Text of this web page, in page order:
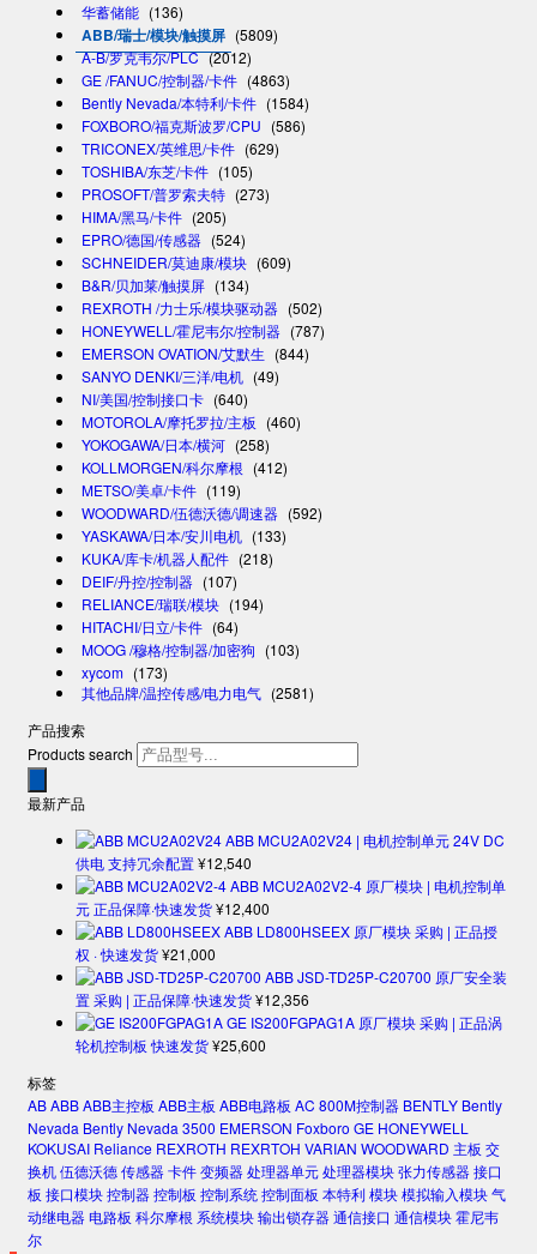
华蓄储能 (136)
ABB/瑞士/模块/触摸屏 (5809)
A-B/罗克韦尔/PLC (2012)
GE /FANUC/控制器/卡件 (4863)
Bently Nevada/本特利/卡件 (1584)
FOXBORO/福克斯波罗/CPU (586)
TRICONEX/英维思/卡件 (629)
TOSHIBA/东芝/卡件 (105)
PROSOFT/普罗索夫特 (273)
HIMA/黑马/卡件 (205)
EPRO/德国/传感器 (524)
SCHNEIDER/莫迪康/模块 (609)
B&R/贝加莱/触摸屏 (134)
REXROTH /力士乐/模块驱动器 (502)
HONEYWELL/霍尼韦尔/控制器 (787)
EMERSON OVATION/艾默生 (844)
SANYO DENKI/三洋/电机 (49)
NI/美国/控制接口卡 (640)
MOTOROLA/摩托罗拉/主板 (460)
YOKOGAWA/日本/横河 (258)
KOLLMORGEN/科尔摩根 (412)
METSO/美卓/卡件 (119)
WOODWARD/伍德沃德/调速器 (592)
YASKAWA/日本/安川电机 (133)
KUKA/库卡/机器人配件 (218)
DEIF/丹控/控制器 (107)
RELIANCE/瑞联/模块 (194)
HITACHI/日立/卡件 (64)
MOOG /穆格/控制器/加密狗 (103)
xycom (173)
其他品牌/温控传感/电力电气 (2581)
产品搜索
Products search
最新产品
ABB MCU2A02V24 | 电机控制单元 24V DC
供电 支持冗余配置¥12,540
ABB MCU2A02V2-4 原厂模块 | 电机控制单
元 正品保障·快速发货¥12,400
ABB LD800HSEEX 原厂模块 采购 | 正品授
权 · 快速发货¥21,000
ABB JSD-TD25P-C20700 原厂安全装
置 采购 | 正品保障·快速发货¥12,356
GE IS200FGPAG1A 原厂模块 采购 | 正品涡
轮机控制板 快速发货¥25,600
标签
ABABBABB主控板 ABB主板 ABB电路板 AC 800M控制器 BENTLY Bently
Nevada Bently Nevada 3500 EMERSON Foxboro GE HONEYWELL
KOKUSAI Reliance REXROTH REXRTOH VARIAN WOODWARD 主板 交
换机伍德沃德传感器卡件变频器处理器单元处理器模块张力传感器接口
板 接口模块控制器控制板 控制系统控制面板 本特利模块模拟输入模块气
动继电器电路板 科尔摩根 系统模块输出锁存器通信接口 通信模块霍尼韦
尔